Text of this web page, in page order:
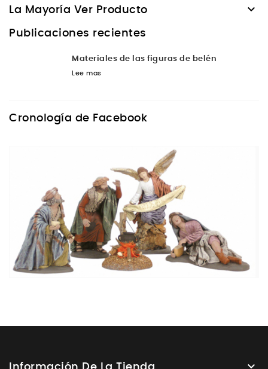
La Mayoría Ver Producto 
Publicaciones recientes
Materiales de las figuras de belén
Lee mas
Cronología de Facebook